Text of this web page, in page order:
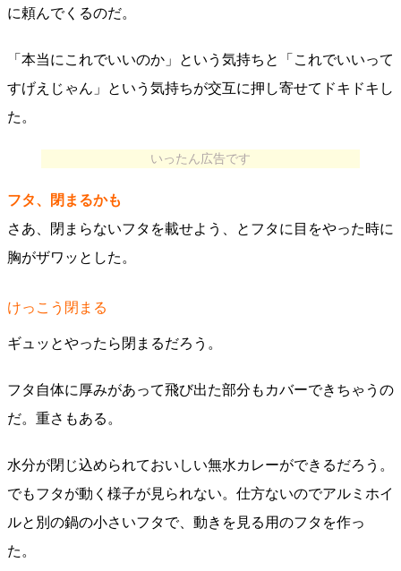
に頼んでくるのだ。
「本当にこれでいいのか」という気持ちと「これでいいって
すげえじゃん」という気持ちが交互に押し寄せてドキドキし
た。
いったん広告です
フタ、閉まるかも
さあ、閉まらないフタを載せよう、とフタに目をやった時に
胸がザワッとした。
けっこう閉まる
ギュッとやったら閉まるだろう。
フタ自体に厚みがあって飛び出た部分もカバーできちゃうの
だ。重さもある。
水分が閉じ込められておいしい無水カレーができるだろう。
でもフタが動く様子が見られない。仕方ないのでアルミホイ
ルと別の鍋の小さいフタで、動きを見る用のフタを作っ
た。